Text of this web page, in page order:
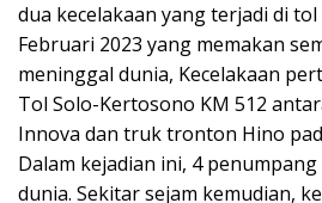
dua kecelakaan yang terjadi di tol
Februari 2023 yang memakan
meninggal dunia, Kecelakaan
Tol Solo-Kertosono KM 512
Innova dan truk tronton Hino
Dalam kejadian ini, 4
dunia. Sekitar sejam kemudian,